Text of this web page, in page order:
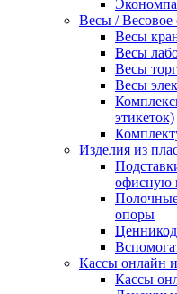
Весы / Весовое
Весы
Весы
Весы
Весы
этикеток)
Изделия из
офисную
Полочные
опоры
Кассы онлайн и
Кассы